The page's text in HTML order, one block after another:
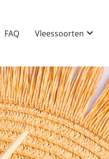
FAQ Vleessoorten